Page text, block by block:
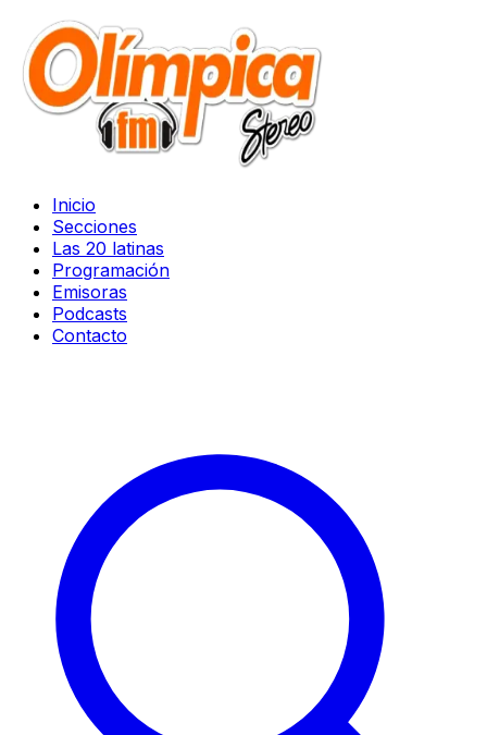
Inicio
Secciones
Las 20 latinas
Programación
Emisoras
Podcasts
Contacto